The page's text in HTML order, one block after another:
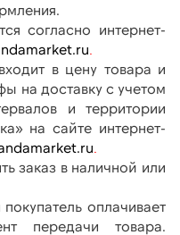
согласно интернет-
в цену товара и
на доставку с учетом
и территории
на сайте интернет-
заказ в наличной или
оплачивает
передачи товара.